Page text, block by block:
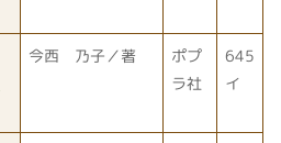
今西 乃子／著
ポプ
ラ社
645
イ